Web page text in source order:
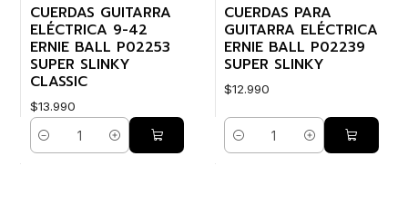
CUERDAS GUITARRA
ELÉCTRICA 9-42
ERNIE BALL P02253
SUPER SLINKY
CLASSIC
$13.990
Cantidad
CUERDAS PARA
GUITARRA ELÉCTRICA
ERNIE BALL P02239
SUPER SLINKY
$12.990
Cantidad